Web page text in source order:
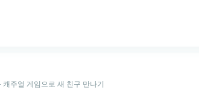
캐주얼 게임으로 새 친구 만나기